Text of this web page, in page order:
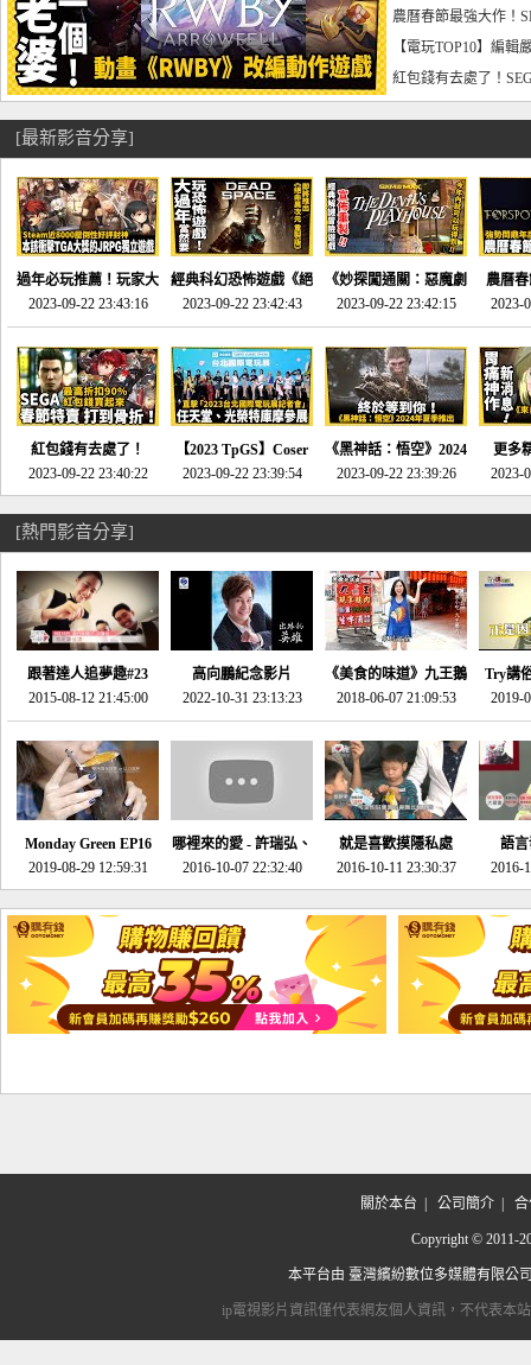
到!!-電玩宅速配
農曆春節最強大作！
電玩宅速配20230123
【電玩TOP10】編
了，封面圖直接雷你
紅包錢有去處了！
宅速配20230119
[最新影音分享]
過年必玩推薦！玩家大
推的JRPG神作《神之
天平》介紹！-電玩宅
速配20230126
2023-09-22 23:43:16
經典科幻恐怖遊戲《絕
命異次元 重製版》重
回「石村號」的恐懼體
驗-電玩宅速配
20230125
2023-09-22 23:42:43
《妙探闖通關：惡魔劇
場》將推出「重製
版」!!!今年就能玩到!!-
電玩宅速配20230124
2023-09-22 23:42:15
農曆
SE社
動作角
電玩宅
2023-
紅包錢有去處了！
SEGA春節特賣 超過85
款遊戲打到骨折-電玩
宅速配20230119
2023-09-22 23:40:22
【2023 TpGS】Coser
和Show Girl搶先看！
直擊展前記者會-電玩
2023-09-22 23:39:54
《黑神話：悟空》2024
年夏季推出！確定不會
延期齁？-電玩宅速配
2023-09-22 23:39:26
更多
《來
金鄉
2023-
[熱門影音分享]
跟著達人追夢趣#23
promo-我想開間咖啡
館(謝佳凌)
2015-08-12 21:45:00
高向鵬紀念影片
2022-10-31 23:13:23
《美食的味道》九王鵝
肉
2018-06-07 21:09:53
Try講
2019-
Monday Green EP16
超意外~環保原來可以
邊玩邊做！
2019-08-29 12:59:31
哪裡來的愛 - 許瑞弘、
李其芬
2016-10-07 22:32:40
就是喜歡摸隱私處
2016-10-11 23:30:37
語
2016-
關於本台 公司簡介| 合
Copyright © 2011-
本平台由 臺灣繽紛數位多媒體有限公
ip電視影片資訊僅代表網友個人資訊，不代表本